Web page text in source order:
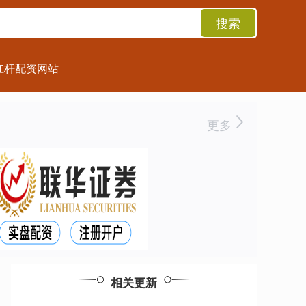
搜索
杆配资网站
更多
相关更新